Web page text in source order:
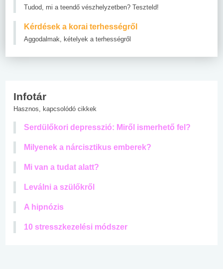
Tudod, mi a teendő vészhelyzetben? Teszteld!
Kérdések a korai terhességről
Aggodalmak, kételyek a terhességről
Infotár
Hasznos, kapcsolódó cikkek
Serdülőkori depresszió: Miről ismerhető fel?
Milyenek a nárcisztikus emberek?
Mi van a tudat alatt?
Leválni a szülőkről
A hipnózis
10 stresszkezelési módszer